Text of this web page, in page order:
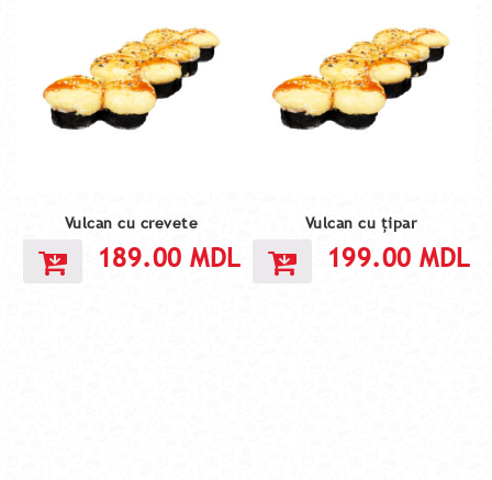
Vulcan cu crevete
189.00 MDL
Vulcan cu țipar
199.00 MDL